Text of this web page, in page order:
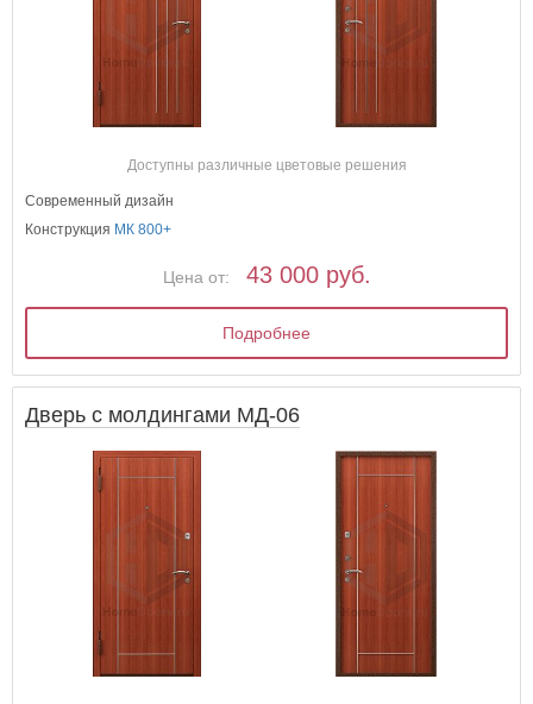
Доступны различные цветовые решения
Современный дизайн
Конструкция МК 800+
Цена от: 43 000 руб.
Подробнее
Дверь с молдингами МД-06